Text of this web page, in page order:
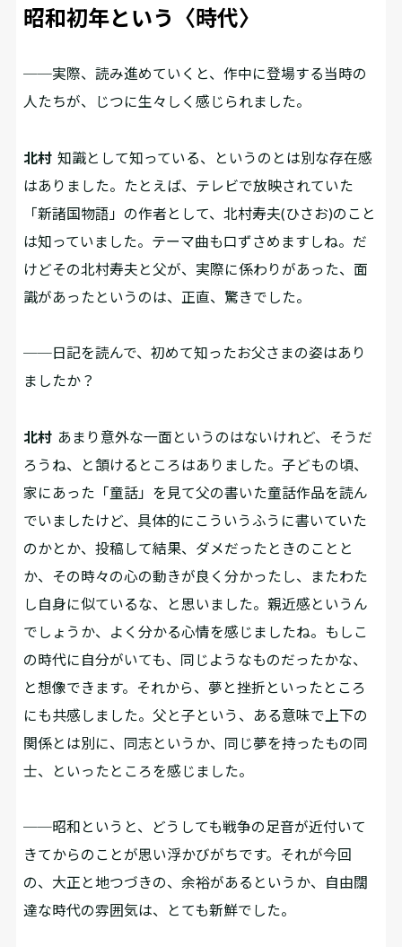
昭和初年という〈時代〉
──実際、読み進めていくと、作中に登場する当時の
人たちが、じつに生々しく感じられました。
北村 知識として知っている、というのとは別な存在感
はありました。たとえば、テレビで放映されていた
「新諸国物語」の作者として、北村寿夫(ひさお)のこと
は知っていました。テーマ曲も口ずさめますしね。だ
けどその北村寿夫と父が、実際に係わりがあった、面
識があったというのは、正直、驚きでした。
──日記を読んで、初めて知ったお父さまの姿はあり
ましたか？
北村 あまり意外な一面というのはないけれど、そうだ
ろうね、と頷けるところはありました。子どもの頃、
家にあった「童話」を見て父の書いた童話作品を読ん
でいましたけど、具体的にこういうふうに書いていた
のかとか、投稿して結果、ダメだったときのことと
か、その時々の心の動きが良く分かったし、またわた
し自身に似ているな、と思いました。親近感というん
でしょうか、よく分かる心情を感じましたね。もしこ
の時代に自分がいても、同じようなものだったかな、
と想像できます。それから、夢と挫折といったところ
にも共感しました。父と子という、ある意味で上下の
関係とは別に、同志というか、同じ夢を持ったもの同
士、といったところを感じました。
──昭和というと、どうしても戦争の足音が近付いて
きてからのことが思い浮かびがちです。それが今回
の、大正と地つづきの、余裕があるというか、自由闊
達な時代の雰囲気は、とても新鮮でした。